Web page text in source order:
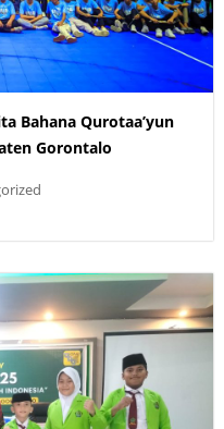
Bahana Qurotaa’yun
Gorontalo